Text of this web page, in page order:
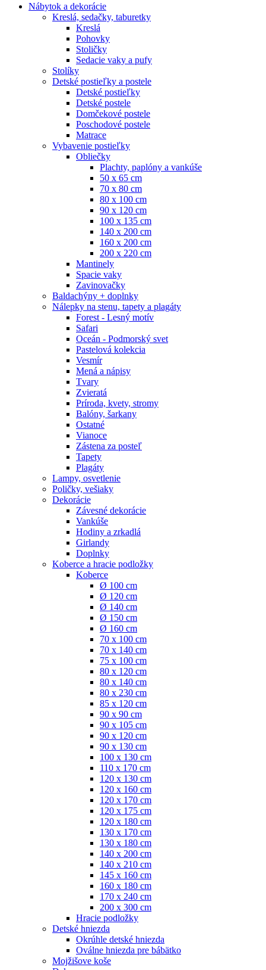
Nábytok a dekorácie
Kreslá, sedačky, taburetky
Kreslá
Pohovky
Stoličky
Sedacie vaky a pufy
Stolíky
Detské postieľky a postele
Detské postieľky
Detské postele
Domčekové postele
Poschodové postele
Matrace
Vybavenie postieľky
Obliečky
Plachty, paplóny a vankúše
50 x 65 cm
70 x 80 cm
80 x 100 cm
90 x 120 cm
100 x 135 cm
140 x 200 cm
160 x 200 cm
200 x 220 cm
Mantinely
Spacie vaky
Zavinovačky
Baldachýny + doplnky
Nálepky na stenu, tapety a plagáty
Forest - Lesný motív
Safari
Oceán - Podmorský svet
Pastelová kolekcia
Vesmír
Mená a nápisy
Tvary
Zvieratá
Príroda, kvety, stromy
Balóny, šarkany
Ostatné
Vianoce
Zástena za posteľ
Tapety
Plagáty
Lampy, osvetlenie
Poličky, vešiaky
Dekorácie
Závesné dekorácie
Vankúše
Hodiny a zrkadlá
Girlandy
Doplnky
Koberce a hracie podložky
Koberce
Ø 100 cm
Ø 120 cm
Ø 140 cm
Ø 150 cm
Ø 160 cm
70 x 100 cm
70 x 140 cm
75 x 100 cm
80 x 120 cm
80 x 140 cm
80 x 230 cm
85 x 120 cm
90 x 90 cm
90 x 105 cm
90 x 120 cm
90 x 130 cm
100 x 130 cm
110 x 170 cm
120 x 130 cm
120 x 160 cm
120 x 170 cm
120 x 175 cm
120 x 180 cm
130 x 170 cm
130 x 180 cm
140 x 200 cm
140 x 210 cm
145 x 160 cm
160 x 180 cm
170 x 240 cm
200 x 300 cm
Hracie podložky
Detské hniezda
Okrúhle detské hniezda
Oválne hniezda pre bábätko
Mojžišove koše